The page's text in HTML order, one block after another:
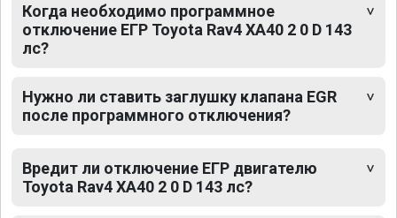
Когда необходимо программное
отключение ЕГР Toyota Rav4 XA40 2 0 D 143
лс?
Нужно ли ставить заглушку клапана EGR
после программного отключения?
Вредит ли отключение ЕГР двигателю
Toyota Rav4 XA40 2 0 D 143 лс?